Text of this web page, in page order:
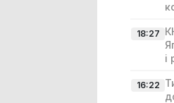
18:27
і
16:22